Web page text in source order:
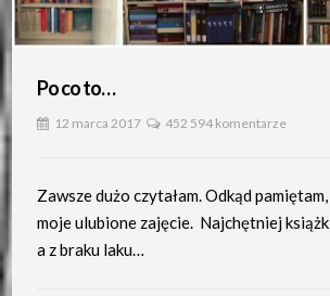
Po co to…
12 marca 2017 452 594 komentarze
Zawsze dużo czytałam. Odkąd
moje ulubione zajęcie. Najchętniej
a z braku laku…